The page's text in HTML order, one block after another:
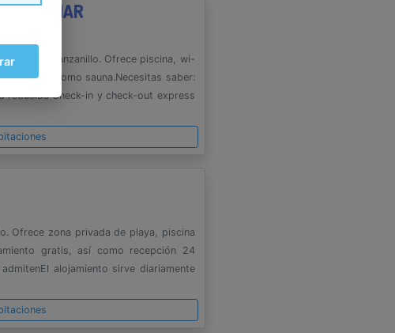
DEL MAR
en Manzanillo. Ofrece piscina, wi-
spa, así como sauna.Necesitas saber:
reducida Check-in y check-out express
Ofrece zona privada de playa, piscina
gratis, así como recepción 24
alojamiento sirve diariamente